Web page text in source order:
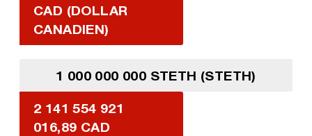
CAD (DOLLAR
CANADIEN)
1 000 000 000 STETH (STETH)
2 141 554 921
016,89 CAD